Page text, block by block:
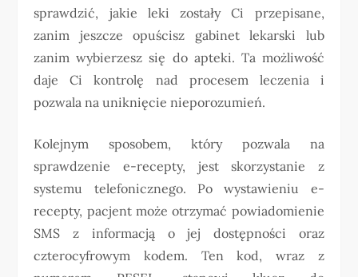
sprawdzić, jakie leki zostały Ci przepisane,
zanim jeszcze opuścisz gabinet lekarski lub
zanim wybierzesz się do apteki. Ta możliwość
daje Ci kontrolę nad procesem leczenia i
pozwala na uniknięcie nieporozumień.
Kolejnym sposobem, który pozwala na
sprawdzenie e-recepty, jest skorzystanie z
systemu telefonicznego. Po wystawieniu e-
recepty, pacjent może otrzymać powiadomienie
SMS z informacją o jej dostępności oraz
czterocyfrowym kodem. Ten kod, wraz z